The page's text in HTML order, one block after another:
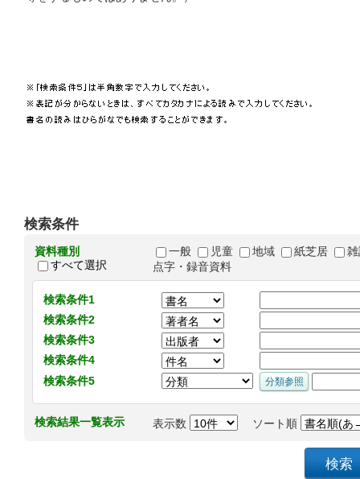
検索条件
資料種別
すべて選択
一般 児童 地域 紙芝居
点字・録音資料
検索条件1
検索条件2
検索条件3
検索条件4
検索条件5
検索結果一覧表示 表示数 ソート順